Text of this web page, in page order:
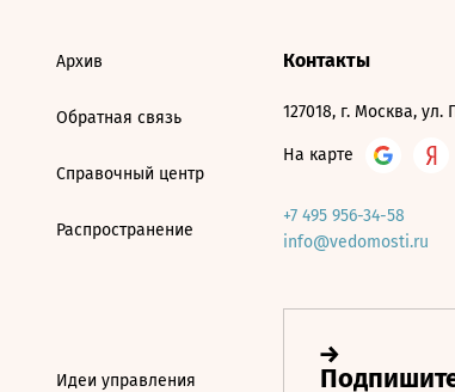
Архив
Обратная связь
Справочный центр
Распространение
Идеи управления
Контакты
127018, г. Москва, ул.
На карте
+7 495 956-34-58
info@vedomosti.ru